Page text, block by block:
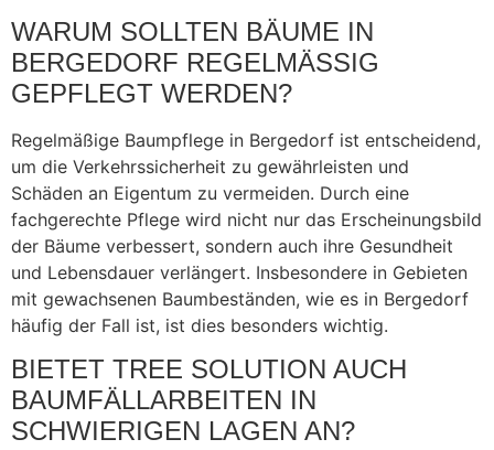
WARUM SOLLTEN BÄUME IN
BERGEDORF REGELMÄSSIG G
EPFLEGT WERDEN?
Regelmäßige Baumpflege in Bergedorf ist entscheidend,
um die Verkehrssicherheit zu gewährleisten und
Schäden an Eigentum zu vermeiden. Durch eine
fachgerechte Pflege wird nicht nur das Erscheinungsbild
der Bäume verbessert, sondern auch ihre Gesundheit
und Lebensdauer verlängert. Insbesondere in Gebieten
mit gewachsenen Baumbeständen, wie es in Bergedorf
häufig der Fall ist, ist dies besonders wichtig.
BIETET TREE SOLUTION AUCH
BAUMFÄLLARBEITEN IN
SCHWIERIGEN LAGEN AN?